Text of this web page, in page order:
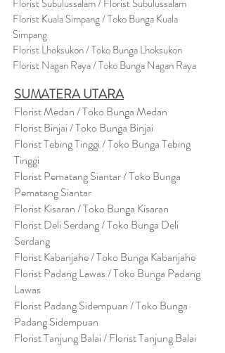
Florist Subulussalam / Florist Subulussalam
Florist Kuala Simpang / Toko Bunga Kuala
Simpang
Florist Lhoksukon / Toko Bunga Lhoksukon
Florist Nagan Raya / Toko Bunga Nagan Raya
SUMATERA UTARA
Florist Medan / Toko Bunga Medan
Florist Binjai / Toko Bunga Binjai
Florist Tebing Tinggi / Toko Bunga Tebing
Tinggi
Florist Pematang Siantar / Toko Bunga
Pematang Siantar
Florist Kisaran / Toko Bunga Kisaran
Florist Deli Serdang / Toko Bunga Deli
Serdang
Florist Kabanjahe / Toko Bunga Kabanjahe
Florist Padang Lawas / Toko Bunga Padang
Lawas
Florist Padang Sidempuan / Toko Bunga
Padang Sidempuan
Florist Tanjung Balai / Florist Tanjung Balai